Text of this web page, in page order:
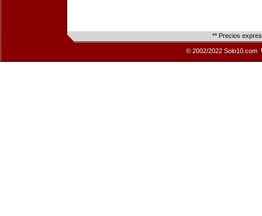
** Precios
© 2002/2022 Solo10.com